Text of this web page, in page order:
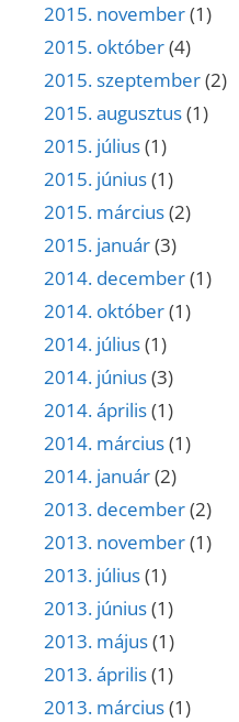
2015. november(1)
2015. október(4)
2015. szeptember(2)
2015. augusztus(1)
2015. július(1)
2015. június(1)
2015. március(2)
2015. január(3)
2014. december(1)
2014. október(1)
2014. július(1)
2014. június(3)
2014. április(1)
2014. március(1)
2014. január(2)
2013. december(2)
2013. november(1)
2013. július(1)
2013. június(1)
2013. május(1)
2013. április(1)
2013. március(1)